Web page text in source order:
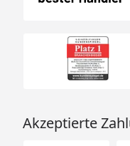
Akzeptierte